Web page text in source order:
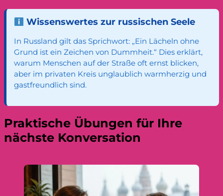
Wissenswertes zur russischen Seele
In Russland gilt das Sprichwort: „Ein Lächeln ohne
Grund ist ein Zeichen von Dummheit.“ Dies erklärt,
warum Menschen auf der Straße oft ernst blicken,
aber im privaten Kreis unglaublich warmherzig und
gastfreundlich sind.
Praktische Übungen für Ihre
nächste Konversation